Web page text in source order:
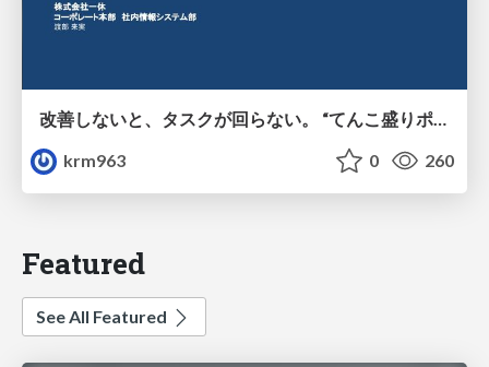
改善しないと、タスクが回らない。 “てんこ盛りポジション” を引き継いだ情シスの、入社3ヶ月の業務改善録
krm963
0 260
Featured
See All Featured